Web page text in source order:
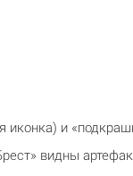
иконка) и
видны